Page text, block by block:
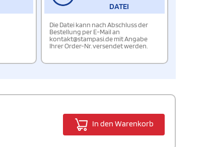
DATEI
Die Datei kann nach Abschluss der
Bestellung per E-Mail an
kontakt@stampasi.de mit Angabe
Ihrer Order-Nr. versendet werden.
In den Warenkorb